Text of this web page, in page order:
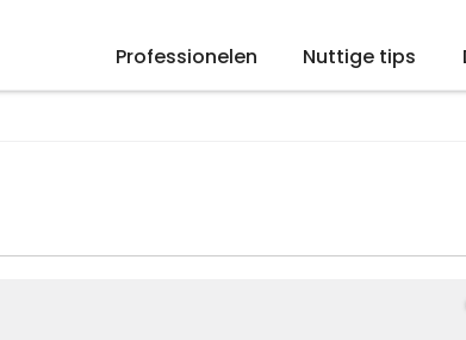
Professionelen Nuttige tips